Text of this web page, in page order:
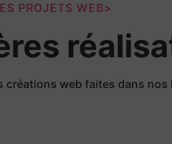
PROJETS WEB>
créations web faites dans nos